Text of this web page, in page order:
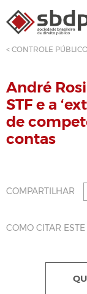
< CONTROLE
André
STF e a
de
contas
COMPARTILHAR
COMO CITAR